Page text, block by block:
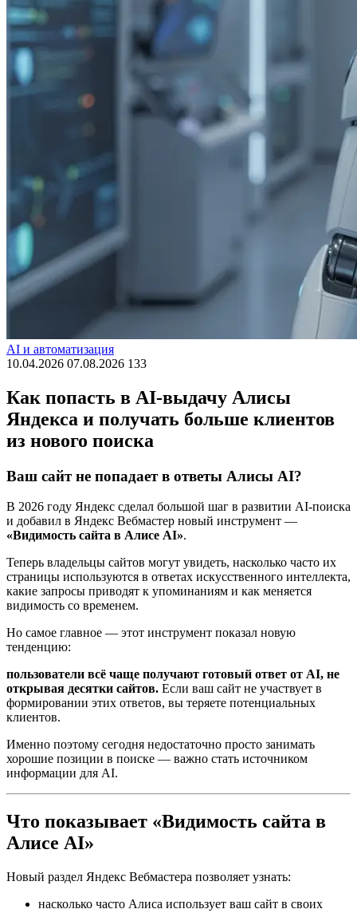
AI и автоматизация
10.04.2026 07.08.2026 133
Как попасть в AI-выдачу Алисы
Яндекса и получать больше клиентов
из нового поиска
Ваш сайт не попадает в ответы Алисы AI?
В 2026 году Яндекс сделал большой шаг в развитии AI-поиска
и добавил в Яндекс Вебмастер новый инструмент —
«Видимость сайта в Алисе AI».
Теперь владельцы сайтов могут увидеть, насколько часто их
страницы используются в ответах искусственного интеллекта,
какие запросы приводят к упоминаниям и как меняется
видимость со временем.
Но самое главное — этот инструмент показал новую
тенденцию:
пользователи всё чаще получают готовый ответ от AI, не
открывая десятки сайтов. Если ваш сайт не участвует в
формировании этих ответов, вы теряете потенциальных
клиентов.
Именно поэтому сегодня недостаточно просто занимать
хорошие позиции в поиске — важно стать источником
информации для AI.
Что показывает «Видимость сайта в
Алисе AI»
Новый раздел Яндекс Вебмастера позволяет узнать:
насколько часто Алиса использует ваш сайт в своих